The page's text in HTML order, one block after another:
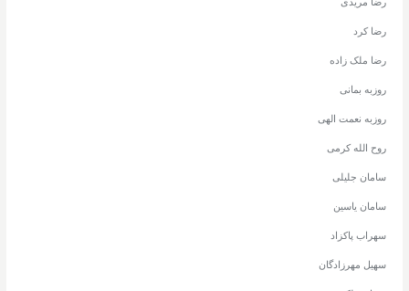
رضا کرد
رضا ملک زاده
روزبه بمانی
روزبه نعمت الهی
روح الله کرمی
سامان جلیلی
سامان یاسین
سهراب پاکزاد
سهیل مهرزادگان